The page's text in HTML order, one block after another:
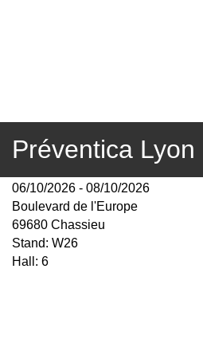
Préventica Lyon
06/10/2026 - 08/10/2026
Boulevard de l'Europe
69680 Chassieu
Stand: W26
Hall: 6